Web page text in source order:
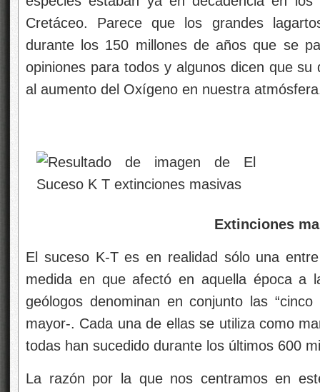
Cretáceo. Parece que los grandes
durante los 150 millones de años que se
opiniones para todos y algunos dicen que
al aumento del Oxígeno en nuestra
Extinciones
El suceso K-T es en realidad sólo una
medida en que afectó en aquella época a
geólogos denominan en conjunto las
mayor-. Cada una de ellas se utiliza como
todas han sucedido durante los últimos 600
La razón por la que nos centramos en